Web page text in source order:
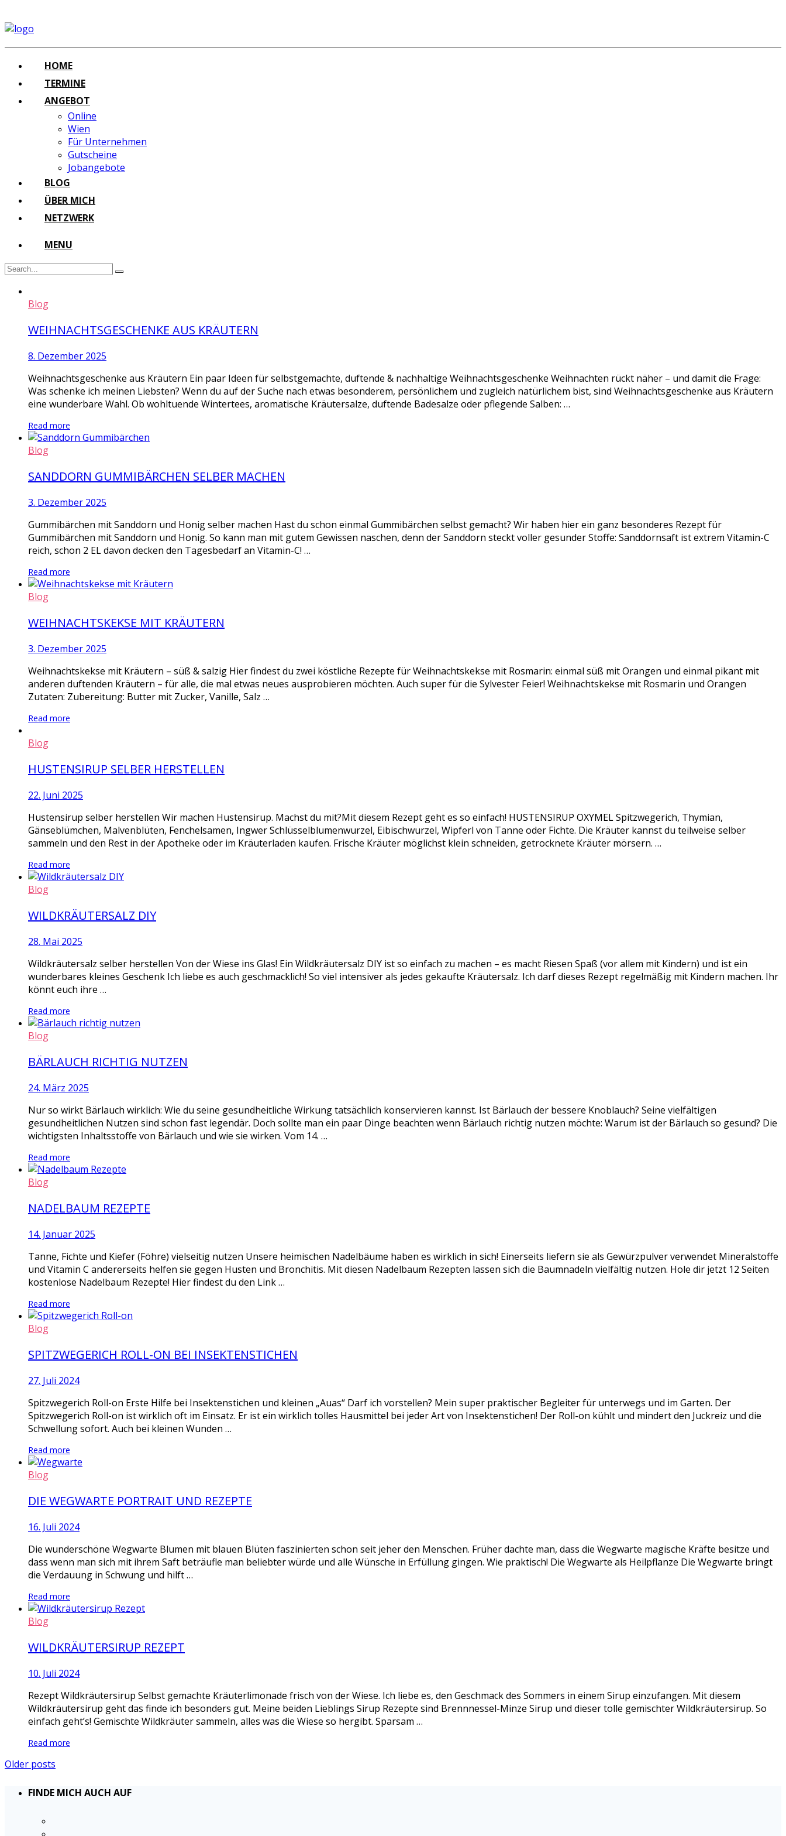
HOME
TERMINE
ANGEBOT
Online
Wien
Für Unternehmen
Gutscheine
Jobangebote
BLOG
ÜBER MICH
NETZWERK
MENU
Blog
WEIHNACHTSGESCHENKE AUS KRÄUTERN
8. Dezember 2025
Weihnachtsgeschenke aus Kräutern Ein paar Ideen für selbstgemachte, duftende & nachhaltige Weihnachtsgeschenke Weihnachten rückt näher – und damit die Frage:
Was schenke ich meinen Liebsten? Wenn du auf der Suche nach etwas besonderem, persönlichem und zugleich natürlichem bist, sind Weihnachtsgeschenke aus Kräutern
eine wunderbare Wahl. Ob wohltuende Wintertees, aromatische Kräutersalze, duftende Badesalze oder pflegende Salben: …
Read more
Blog
SANDDORN GUMMIBÄRCHEN SELBER MACHEN
3. Dezember 2025
Gummibärchen mit Sanddorn und Honig selber machen Hast du schon einmal Gummibärchen selbst gemacht? Wir haben hier ein ganz besonderes Rezept für
Gummibärchen mit Sanddorn und Honig. So kann man mit gutem Gewissen naschen, denn der Sanddorn steckt voller gesunder Stoffe: Sanddornsaft ist extrem Vitamin-C
reich, schon 2 EL davon decken den Tagesbedarf an Vitamin-C! …
Read more
Blog
WEIHNACHTSKEKSE MIT KRÄUTERN
3. Dezember 2025
Weihnachtskekse mit Kräutern – süß & salzig Hier findest du zwei köstliche Rezepte für Weihnachtskekse mit Rosmarin: einmal süß mit Orangen und einmal pikant mit
anderen duftenden Kräutern – für alle, die mal etwas neues ausprobieren möchten. Auch super für die Sylvester Feier! Weihnachtskekse mit Rosmarin und Orangen
Zutaten: Zubereitung: Butter mit Zucker, Vanille, Salz …
Read more
Blog
HUSTENSIRUP SELBER HERSTELLEN
22. Juni 2025
Hustensirup selber herstellen Wir machen Hustensirup. Machst du mit?Mit diesem Rezept geht es so einfach! HUSTENSIRUP OXYMEL Spitzwegerich, Thymian,
Gänseblümchen, Malvenblüten, Fenchelsamen, Ingwer Schlüsselblumenwurzel, Eibischwurzel, Wipferl von Tanne oder Fichte. Die Kräuter kannst du teilweise selber
sammeln und den Rest in der Apotheke oder im Kräuterladen kaufen. Frische Kräuter möglichst klein schneiden, getrocknete Kräuter mörsern. …
Read more
Blog
WILDKRÄUTERSALZ DIY
28. Mai 2025
Wildkräutersalz selber herstellen Von der Wiese ins Glas! Ein Wildkräutersalz DIY ist so einfach zu machen – es macht Riesen Spaß (vor allem mit Kindern) und ist ein
wunderbares kleines Geschenk Ich liebe es auch geschmacklich! So viel intensiver als jedes gekaufte Kräutersalz. Ich darf dieses Rezept regelmäßig mit Kindern machen. Ihr
könnt euch ihre …
Read more
Blog
BÄRLAUCH RICHTIG NUTZEN
24. März 2025
Nur so wirkt Bärlauch wirklich: Wie du seine gesundheitliche Wirkung tatsächlich konservieren kannst. Ist Bärlauch der bessere Knoblauch? Seine vielfältigen
gesundheitlichen Nutzen sind schon fast legendär. Doch sollte man ein paar Dinge beachten wenn Bärlauch richtig nutzen möchte: Warum ist der Bärlauch so gesund? Die
wichtigsten Inhaltsstoffe von Bärlauch und wie sie wirken. Vom 14. …
Read more
Blog
NADELBAUM REZEPTE
14. Januar 2025
Tanne, Fichte und Kiefer (Föhre) vielseitig nutzen Unsere heimischen Nadelbäume haben es wirklich in sich! Einerseits liefern sie als Gewürzpulver verwendet Mineralstoffe
und Vitamin C andererseits helfen sie gegen Husten und Bronchitis. Mit diesen Nadelbaum Rezepten lassen sich die Baumnadeln vielfältig nutzen. Hole dir jetzt 12 Seiten
kostenlose Nadelbaum Rezepte! Hier findest du den Link …
Read more
Blog
SPITZWEGERICH ROLL-ON BEI INSEKTENSTICHEN
27. Juli 2024
Spitzwegerich Roll-on Erste Hilfe bei Insektenstichen und kleinen „Auas“ Darf ich vorstellen? Mein super praktischer Begleiter für unterwegs und im Garten. Der
Spitzwegerich Roll-on ist wirklich oft im Einsatz. Er ist ein wirklich tolles Hausmittel bei jeder Art von Insektenstichen! Der Roll-on kühlt und mindert den Juckreiz und die
Schwellung sofort. Auch bei kleinen Wunden …
Read more
Blog
DIE WEGWARTE PORTRAIT UND REZEPTE
16. Juli 2024
Die wunderschöne Wegwarte Blumen mit blauen Blüten faszinierten schon seit jeher den Menschen. Früher dachte man, dass die Wegwarte magische Kräfte besitze und
dass wenn man sich mit ihrem Saft beträufle man beliebter würde und alle Wünsche in Erfüllung gingen. Wie praktisch! Die Wegwarte als Heilpflanze Die Wegwarte bringt
die Verdauung in Schwung und hilft …
Read more
Blog
WILDKRÄUTERSIRUP REZEPT
10. Juli 2024
Rezept Wildkräutersirup Selbst gemachte Kräuterlimonade frisch von der Wiese. Ich liebe es, den Geschmack des Sommers in einem Sirup einzufangen. Mit diesem
Wildkräutersirup geht das finde ich besonders gut. Meine beiden Lieblings Sirup Rezepte sind Brennnessel-Minze Sirup und dieser tolle gemischter Wildkräutersirup. So
einfach geht’s! Gemischte Wildkräuter sammeln, alles was die Wiese so hergibt. Sparsam …
Read more
Older posts
FINDE MICH AUCH AUF